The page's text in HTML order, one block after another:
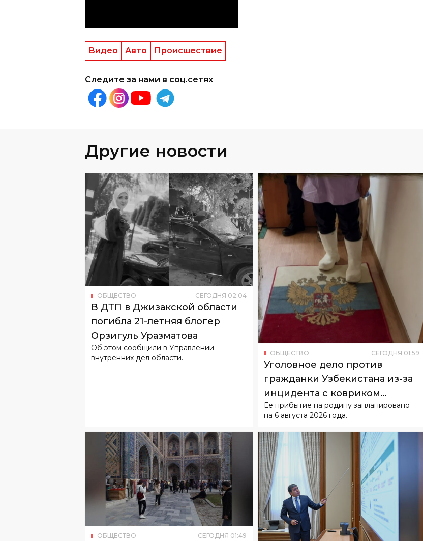
Видео Авто Происшествие
Следите за нами в соц.сетях
Другие новости
ОБЩЕСТВО СЕГОДНЯ 02:04
В ДТП в Джизакской области
погибла 21-летняя блогер
Орзигуль Уразматова
Об этом сообщили в Управлении
внутренних дел области.
ОБЩЕСТВО СЕГОДНЯ 01:59
Уголовное дело против
гражданки Узбекистана из-за
инцидента с ковриком
возбуждать не будут
Ее прибытие на родину запланировано
на 6 августа 2026 года.
ОБЩЕСТВО СЕГОДНЯ 01:49